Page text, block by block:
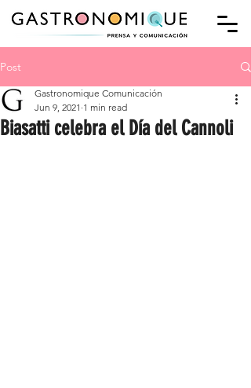
Post
Biasatti celebra el Día del Cannoli
Gastronomique Comunicación
Jun 9, 2021 1 min read